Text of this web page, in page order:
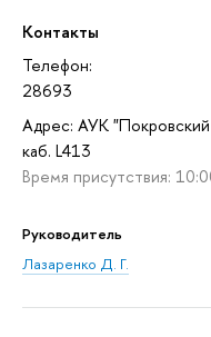
Контакты
Телефон:
28693
Адрес: АУК
каб. L413
Время присутствия:
Руководитель
Лазаренко Д. Г.